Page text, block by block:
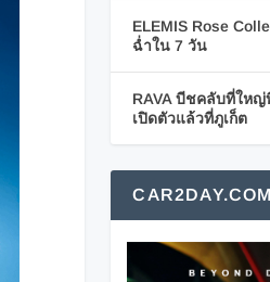
ELEMIS Rose
ฉ่ำใน 7 วัน
RAVA บีชคลับที่ใหญ่
เปิดตัวแล้วที่ภูเก็ต
CAR2DAY.COM